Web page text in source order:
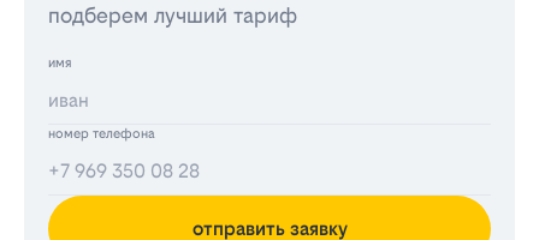
подберем лучший тариф
имя
номер телефона
отправить заявку